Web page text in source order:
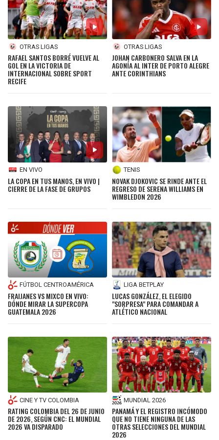
OTRAS LIGAS
RAFAEL SANTOS BORRÉ VUELVE AL
GOL EN LA VICTORIA DE
INTERNACIONAL SOBRE SPORT
RECIFE
OTRAS LIGAS
JOHAN CARBONERO SALVA EN LA
AGONÍA AL INTER DE PORTO ALEGRE
ANTE CORINTHIANS
EN VIVO
LA COPA EN TUS MANOS, EN VIVO |
CIERRE DE LA FASE DE GRUPOS
TENIS
NOVAK DJOKOVIC SE RINDE ANTE EL
REGRESO DE SERENA WILLIAMS EN
WIMBLEDON 2026
FÚTBOL CENTROAMÉRICA
FRAIJANES VS MIXCO EN VIVO:
DÓNDE MIRAR LA SUPERCOPA
GUATEMALA 2026
LIGA BETPLAY
LUCAS GONZÁLEZ, EL ELEGIDO
"SORPRESA" PARA COMANDAR A
ATLÉTICO NACIONAL
CINE Y TV COLOMBIA
RATING COLOMBIA DEL 26 DE JUNIO
DE 2026, SEGÚN CNC: EL MUNDIAL
2026 VA DISPARADO
MUNDIAL 2026
PANAMÁ Y EL REGISTRO INCÓMODO
QUE NO TIENE NINGUNA DE LAS
OTRAS SELECCIONES DEL MUNDIAL
2026